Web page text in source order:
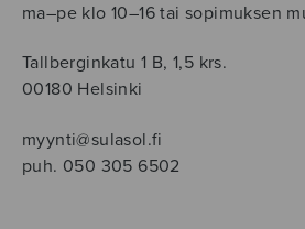
ma–pe klo 10–16 tai sopimuksen
Tallberginkatu 1 B, 1,5 krs.
00180 Helsinki
myynti@sulasol.fi
puh. 050 305 6502